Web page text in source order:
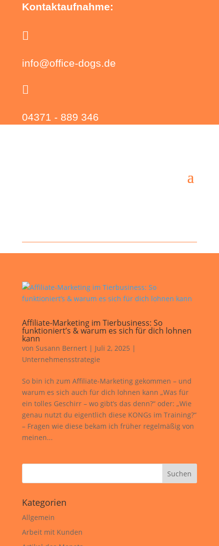
Kontaktaufnahme:

info@office-dogs.de

04371 - 889 346
Affiliate-Marketing im Tierbusiness: So
funktioniert’s & warum es sich für dich lohnen
kann
von Susann Bernert| Juli 2, 2025 |
Unternehmensstrategie
So bin ich zum Affiliate-Marketing gekommen – und
warum es sich auch für dich lohnen kann „Was für
ein tolles Geschirr – wo gibt’s das denn?“ oder: „Wie
genau nutzt du eigentlich diese KONGs im Training?“
– Fragen wie diese bekam ich früher regelmäßig von
meinen...
Kategorien
Allgemein
Arbeit mit Kunden